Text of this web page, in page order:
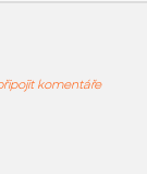
Létající
komentáře